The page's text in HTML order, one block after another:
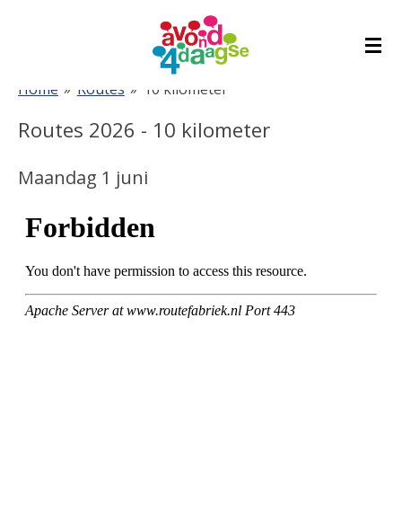
de
hoofdinhoud
Home » Routes » 10 kilometer
Routes 2026 - 10 kilometer
Maandag 1 juni